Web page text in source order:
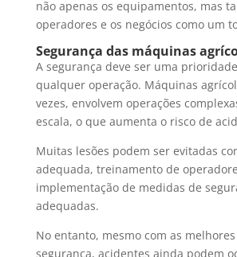
não apenas os equipamentos, mas
operadores e os negócios como um
Segurança das máquinas
A segurança deve ser uma
qualquer operação. Máquinas
vezes, envolvem operações
escala, o que aumenta o risco de
Muitas lesões podem ser evitadas
adequada, treinamento de
implementação de medidas de
adequadas.
No entanto, mesmo com as
segurança, acidentes ainda podem